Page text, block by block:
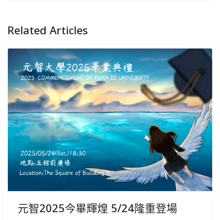
Related Articles
元智2025今畢輝煌 5/24隆重登場